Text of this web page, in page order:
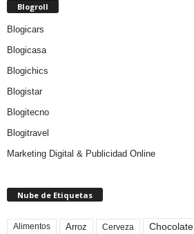
Blogroll
Blogicars
Blogicasa
Blogichics
Blogistar
Blogitecno
Blogitravel
Marketing Digital & Publicidad Online
Nube de Etiquetas
Alimentos Arroz Cerveza Chocolate